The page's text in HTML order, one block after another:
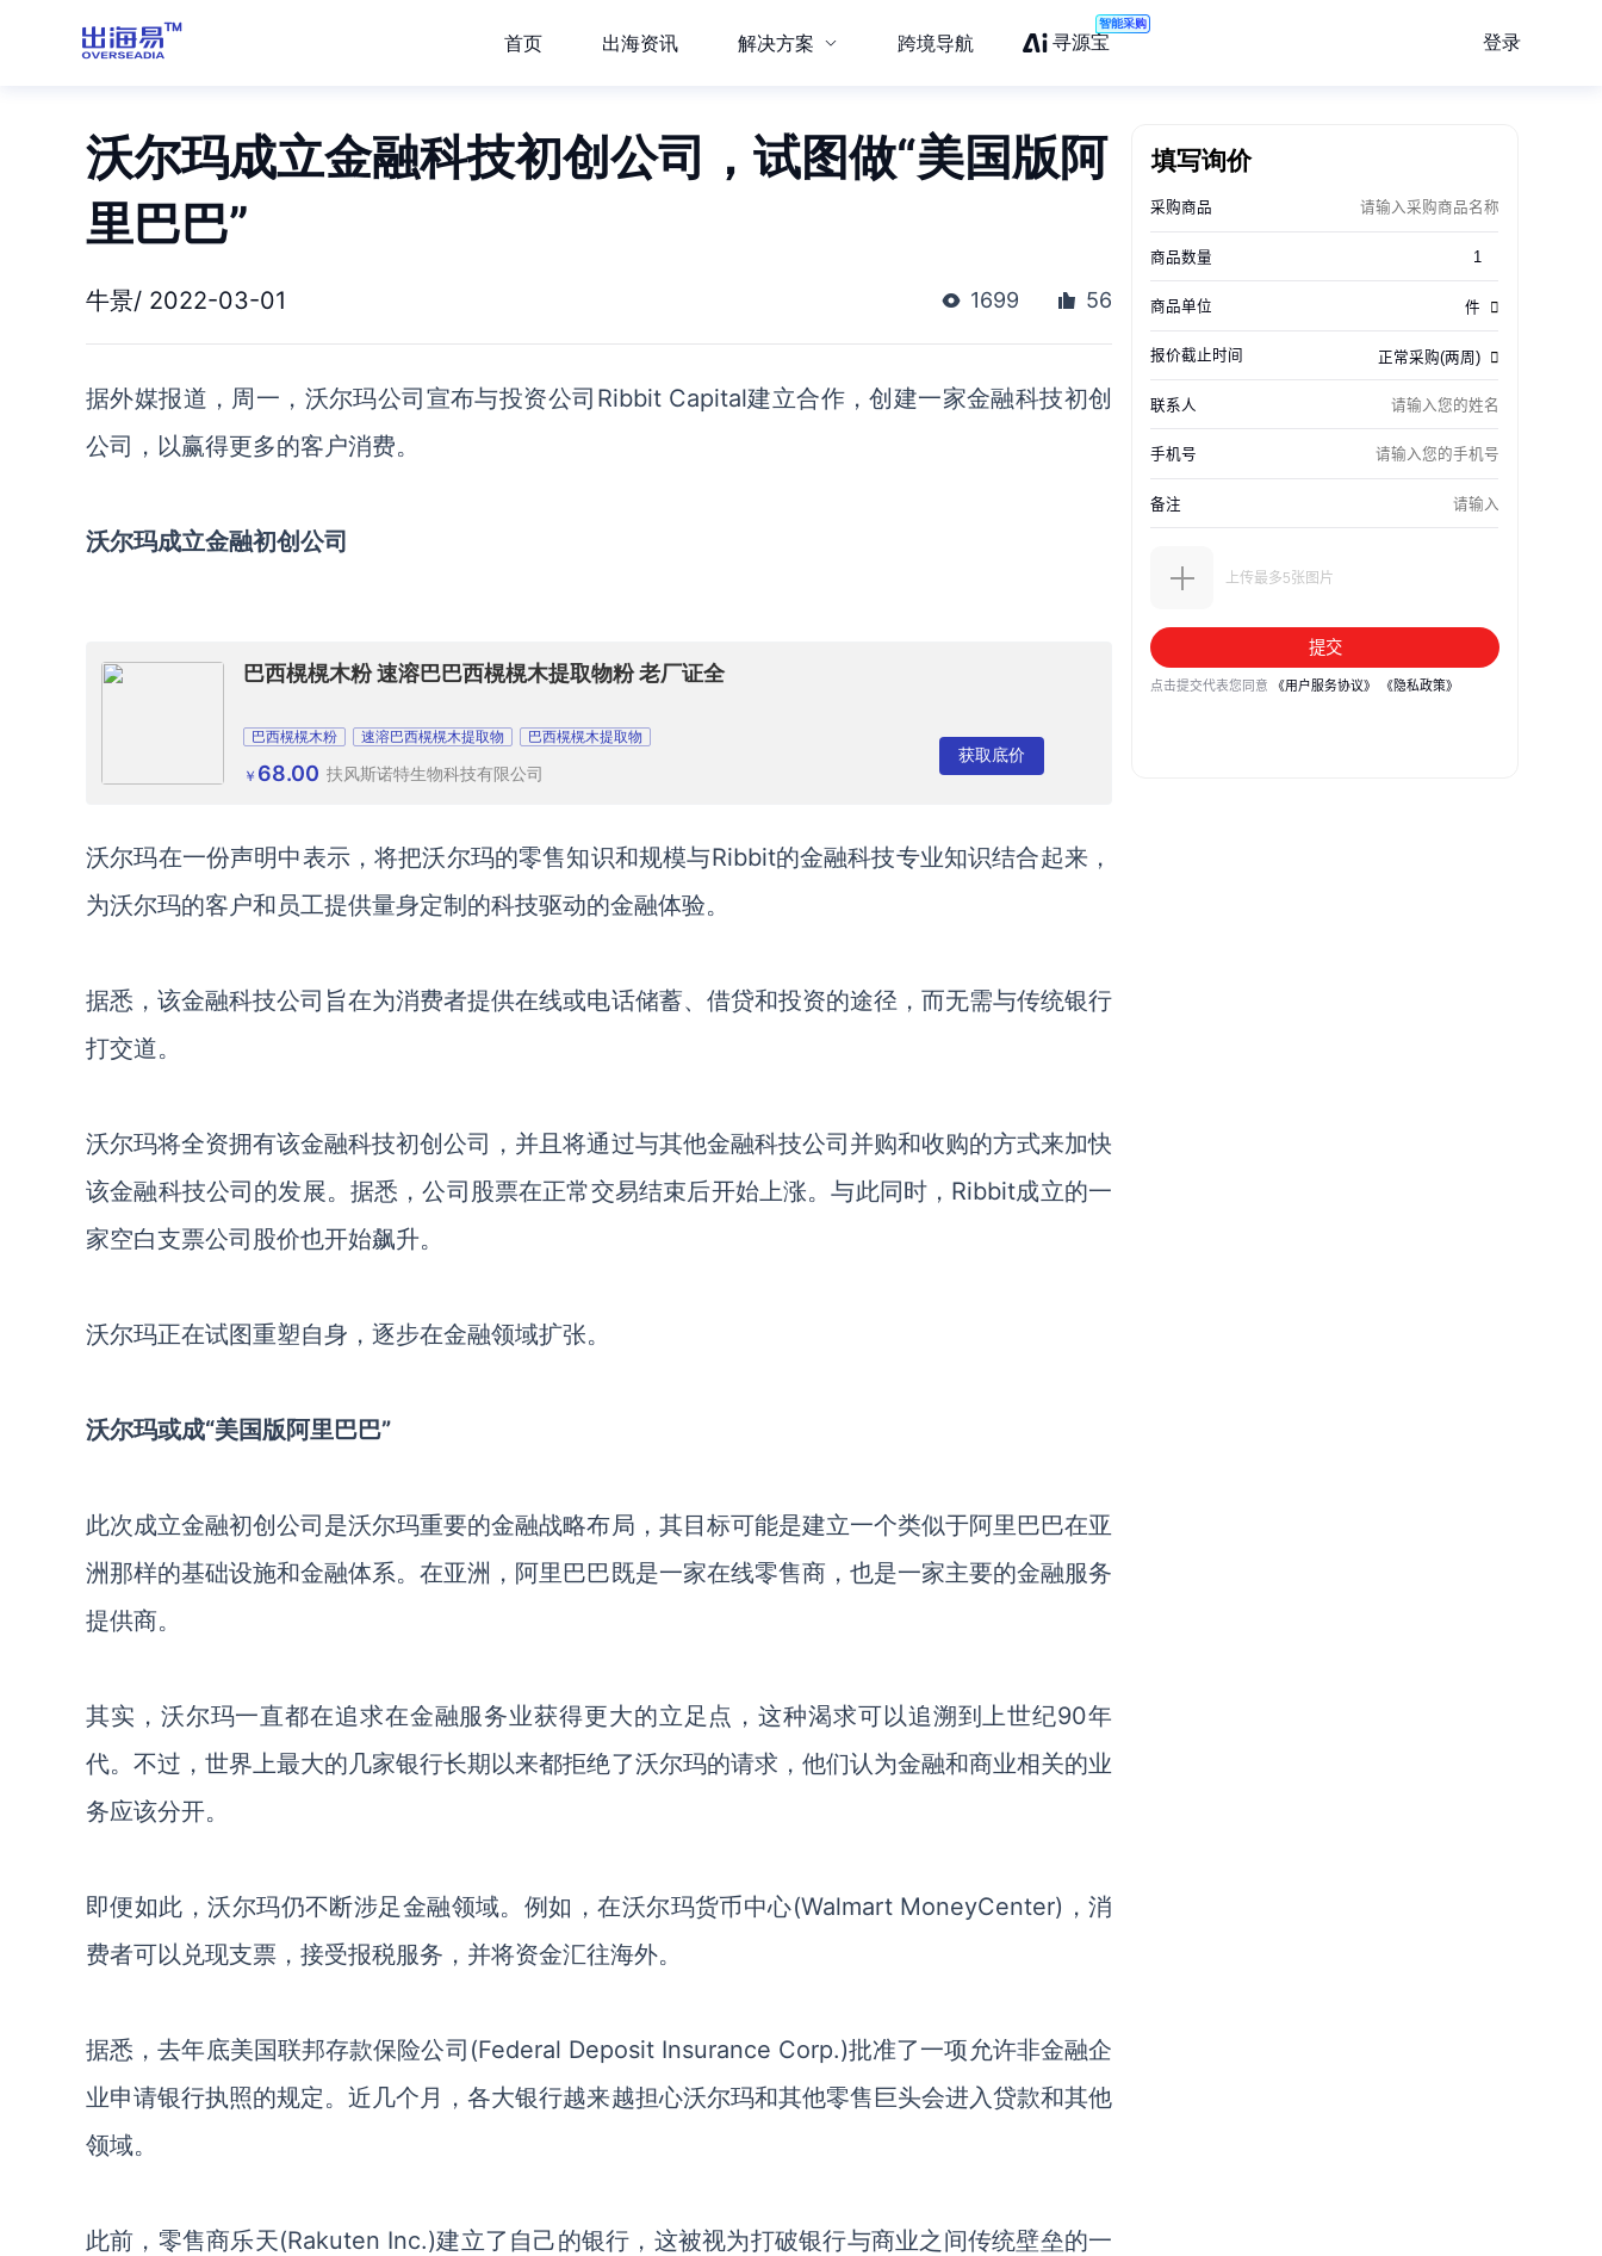
首页 出海资讯 解决方案 跨境导航 寻源宝
智能采购
登录
沃尔玛成立金融科技初创公司，试图做“美国版阿
里巴巴”
牛景/ 2022-03-01 1699 56
据外媒报道，周一，沃尔玛公司宣布与投资公司 Ribbit Capital建立合作，创建一家金融科技初创
公司，以赢得更多的客户消费。
沃尔玛成立金融初创公司
巴西榥榥木粉 速溶巴巴西榥榥木提取物粉 老厂证全
巴西榥榥木粉 速溶巴西榥榥木提取物 巴西榥榥木提取物
￥ 68.00 扶风斯诺特生物科技有限公司
获取底价
沃尔玛在一份声明中表示，将把沃尔玛的零售知识和规模与Ribbit的金融科技专业知识结合起来，
为沃尔玛的客户和员工提供量身定制的科技驱动的金融体验。
据悉，该金融科技公司旨在为消费者提供在线或电话储蓄、借贷和投资的途径，而无需与传统银行
打交道。
沃尔玛将全资拥有该金融科技初创公司，并且将通过与其他金融科技公司并购和收购的方式来加快
该金融科技公司的发展。据悉，公司股票在正常交易结束后开始上涨。与此同时， Ribbit成立的一
家空白支票公司股价也开始飙升。
沃尔玛正在试图重塑自身，逐步在金融领域扩张。
沃尔玛或成“美国版阿里巴巴”
此次成立金融初创公司是沃尔玛重要的金融战略布局，其目标可能是建立一个类似于阿里巴巴在亚
洲那样的基础设施和金融体系。在亚洲，阿里巴巴既是一家在线零售商，也是一家主要的金融服务
提供商。
其实，沃尔玛一直都在追求在金融服务业获得更大的立足点，这种渴求可以追溯到上世纪90年
代。不过，世界上最大的几家银行长期以来都拒绝了沃尔玛的请求，他们认为金融和商业相关的业
务应该分开。
即便如此，沃尔玛仍不断涉足金融领域。例如，在沃尔玛货币中心(Walmart MoneyCenter)，消
费者可以兑现支票，接受报税服务，并将资金汇往海外。
据悉，去年底美国联邦存款保险公司 (Federal Deposit Insurance Corp.)批准了一项允许非金融企
业申请银行执照的规定。近几个月，各大银行越来越担心沃尔玛和其他零售巨头会进入贷款和其他
领域。
此前，零售商乐天(Rakuten Inc.)建立了自己的银行，这被视为打破银行与商业之间传统壁垒的一
填写询价